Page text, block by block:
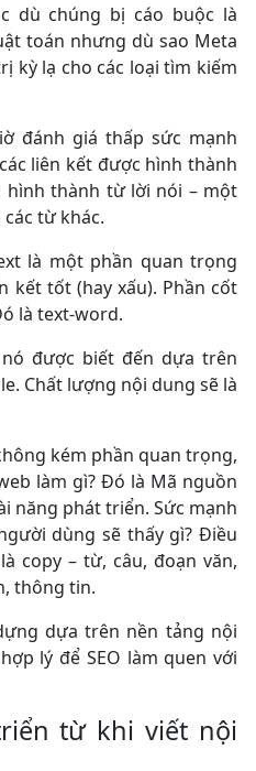
dù chúng bị cáo buộc là
toán nhưng dù sao Meta
kỳ lạ cho các loại tìm kiếm
đánh giá thấp sức mạnh
liên kết được hình thành
hình thành từ lời nói – một
từ khác.
là một phần quan trọng
kết tốt (hay xấu). Phần cốt
là text-word.
nó được biết đến dựa trên
Chất lượng nội dung sẽ là
kém phần quan trọng,
làm gì? Đó là Mã nguồn
năng phát triển. Sức mạnh
dùng sẽ thấy gì? Điều
copy – từ, câu, đoạn văn,
thông tin.
dựa trên nền tảng nội
lý để SEO làm quen với
từ khi viết nội